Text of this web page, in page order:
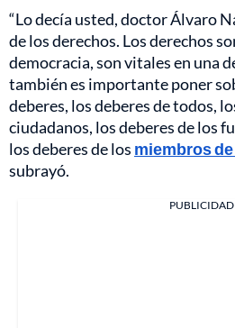
“Lo decía usted, doctor Álvaro
de los derechos. Los derechos
democracia, son vitales en una
también es importante poner
deberes, los deberes de todos,
ciudadanos, los deberes de los
los deberes de los miembros
subrayó.
PUBLICIDAD